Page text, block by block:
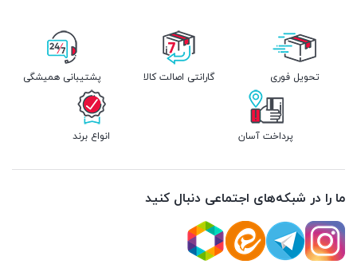
تحویل فوری گارانتی اصالت کالا پشتیبانی همیشگی
پرداخت آسان انواع برند
ما را در شبکه‌های اجتماعی دنبال کنید